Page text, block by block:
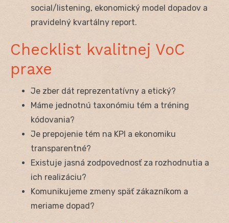
social/listening, ekonomický model dopadov a
pravidelný kvartálny report.
Checklist kvalitnej VoC
praxe
Je zber dát reprezentatívny a etický?
Máme jednotnú taxonómiu tém a tréning
kódovania?
Je prepojenie tém na KPI a ekonomiku
transparentné?
Existuje jasná zodpovednosť za rozhodnutia a
ich realizáciu?
Komunikujeme zmeny späť zákazníkom a
meriame dopad?